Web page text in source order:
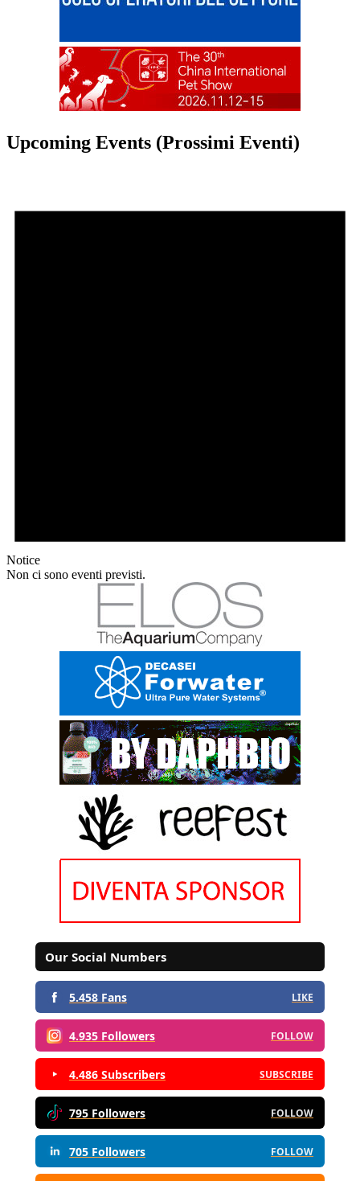
Upcoming Events (Prossimi Eventi)
Notice
Non ci sono eventi previsti.
Our Social Numbers
5.458 Fans LIKE
4.935 Followers FOLLOW
4.486 Subscribers SUBSCRIBE
795 Followers FOLLOW
705 Followers FOLLOW